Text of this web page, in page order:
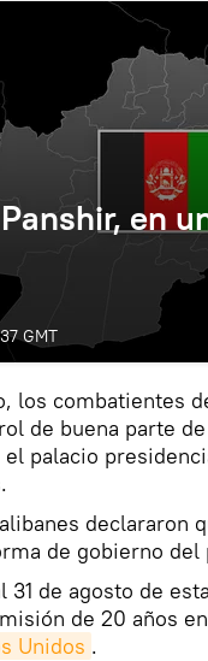
en
GMT
los combatientes
de buena parte
palacio
declararon
de gobierno
31 de agosto de
de 20 años
Unidos .